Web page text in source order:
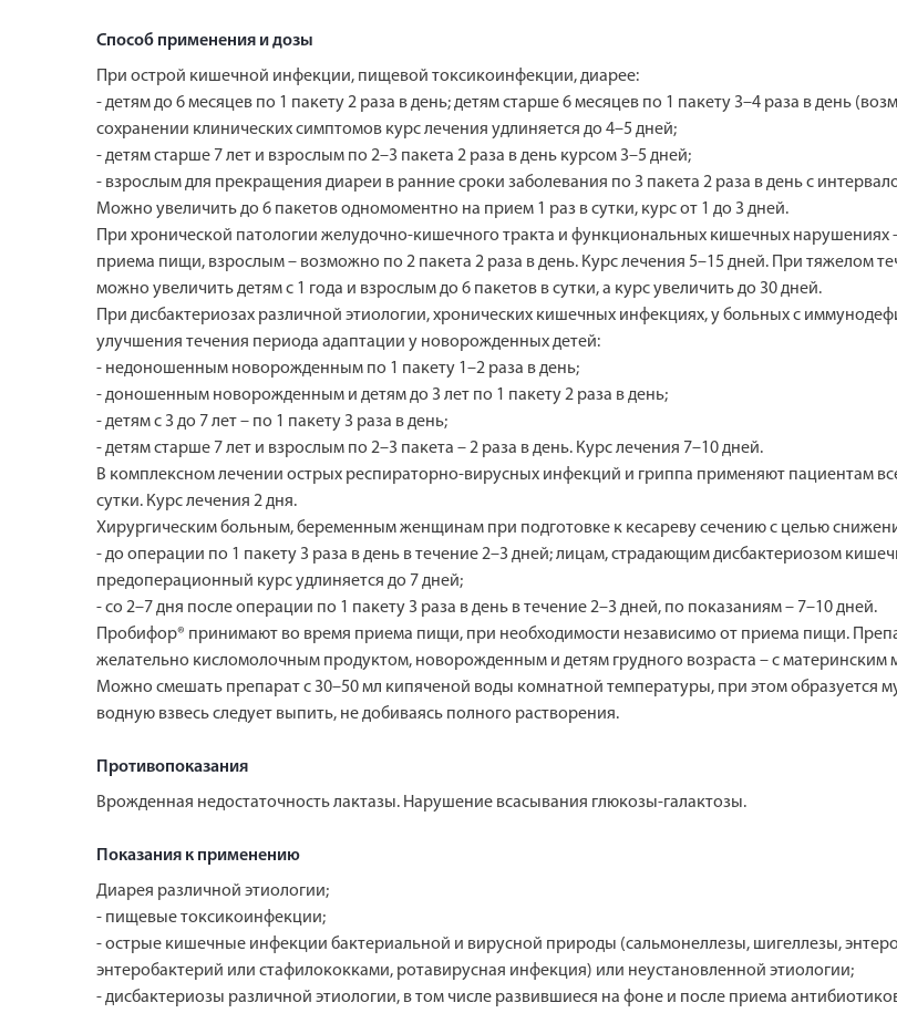
Способ применения и дозы
При острой кишечной инфекции, пищевой токсикоинфекции, диарее:
- детям до 6 месяцев по 1 пакету 2 раза в день; детям старше 6 месяцев по 1 пакету 3–4 раза в день
сохранении клинических симптомов курс лечения удлиняется до 4–5 дней;
- детям старше 7 лет и взрослым по 2–3 пакета 2 раза в день курсом 3–5 дней;
- взрослым для прекращения диареи в ранние сроки заболевания по 3 пакета 2 раза в день с
Можно увеличить до 6 пакетов одномоментно на прием 1 раз в сутки, курс от 1 до 3 дней.
При хронической патологии желудочно-кишечного тракта и функциональных кишечных нарушениях
приема пищи, взрослым – возможно по 2 пакета 2 раза в день. Курс лечения 5–15 дней. При тяжелом
можно увеличить детям с 1 года и взрослым до 6 пакетов в сутки, а курс увеличить до 30 дней.
При дисбактериозах различной этиологии, хронических кишечных инфекциях, у больных с
улучшения течения периода адаптации у новорожденных детей:
- недоношенным новорожденным по 1 пакету 1–2 раза в день;
- доношенным новорожденным и детям до 3 лет по 1 пакету 2 раза в день;
- детям с 3 до 7 лет – по 1 пакету 3 раза в день;
- детям старше 7 лет и взрослым по 2–3 пакета – 2 раза в день. Курс лечения 7–10 дней.
В комплексном лечении острых респираторно-вирусных инфекций и гриппа применяют пациентам
сутки. Курс лечения 2 дня.
Хирургическим больным, беременным женщинам при подготовке к кесареву сечению с целью
- до операции по 1 пакету 3 раза в день в течение 2–3 дней; лицам, страдающим дисбактериозом
предоперационный курс удлиняется до 7 дней;
- со 2–7 дня после операции по 1 пакету 3 раза в день в течение 2–3 дней, по показаниям – 7–10 дней.
Пробифор® принимают во время приема пищи, при необходимости независимо от приема пищи.
желательно кисломолочным продуктом, новорожденным и детям грудного возраста – с материнским
Можно смешать препарат с 30–50 мл кипяченой воды комнатной температуры, при этом образуется
водную взвесь следует выпить, не добиваясь полного растворения.
Противопоказания
Врожденная недостаточность лактазы. Нарушение всасывания глюкозы-галактозы.
Показания к применению
Диарея различной этиологии;
- пищевые токсикоинфекции;
- острые кишечные инфекции бактериальной и вирусной природы (сальмонеллезы, шигеллезы,
энтеробактерий или стафилококками, ротавирусная инфекция) или неустановленной этиологии;
- дисбактериозы различной этиологии, в том числе развившиеся на фоне и после приема